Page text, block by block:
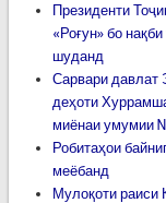
Президенти
«Роғун» бо
шуданд
Сарвари давлат
деҳоти
миёнаи умумии
Робитаҳои
меёбанд
Мулоқоти раиси